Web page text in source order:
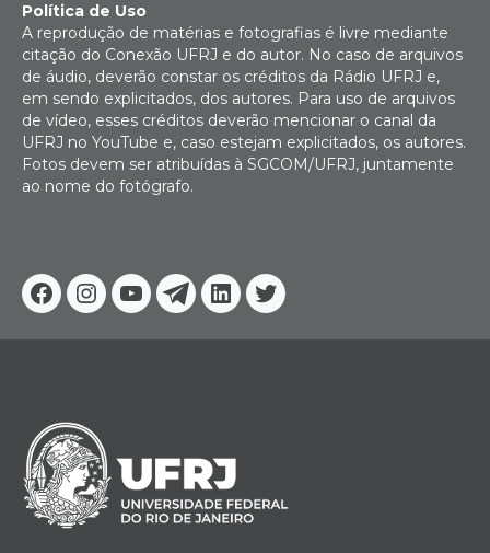
Facebook
Instagram
YoutubeTelegram
Linkedin
Twitter
Política de Uso
A reprodução de matérias e fotografias é livre mediante
citação do Conexão UFRJ e do autor. No caso de arquivos
de áudio, deverão constar os créditos da Rádio UFRJ e,
em sendo explicitados, dos autores. Para uso de arquivos
de vídeo, esses créditos deverão mencionar o canal da
UFRJ no YouTube e, caso estejam explicitados, os autores.
Fotos devem ser atribuídas à SGCOM/UFRJ, juntamente
ao nome do fotógrafo.